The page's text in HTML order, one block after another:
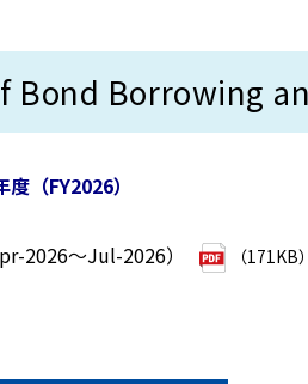
Bond Borrowing
度（FY2026）
2026～Jul-2026） （171KB